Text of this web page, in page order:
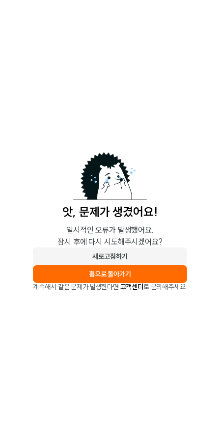
앗, 문제가 생겼어요!
일시적인 오류가 발생했어요.
잠시 후에 다시 시도해주시겠어요?
새로고침하기
홈으로 돌아가기
계속해서 같은 문제가 발생한다면 고객센터로 문의해주세요.